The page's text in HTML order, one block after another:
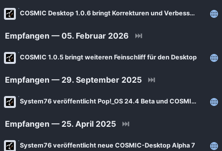
COSMIC Desktop 1.0.6 bringt Korrekturen und Verbesserungen
Empfangen — 05. Februar 2026 ⏭
COSMIC 1.0.5 bringt weiteren Feinschliff für den Desktop
Empfangen — 29. September 2025 ⏭
System76 veröffentlicht Pop!_OS 24.4 Beta und COSMIC Desktop Beta
Empfangen — 25. April 2025 ⏭
System76 veröffentlicht neue COSMIC-Desktop Alpha 7